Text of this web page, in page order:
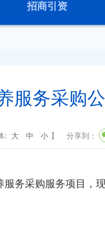
招商引资
服务采购
: 大 中 小 】 分享到：
务采购服务项目，